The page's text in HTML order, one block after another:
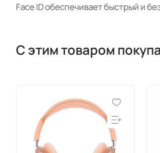
Face ID обеспечивает быстрый и
С этим товаром